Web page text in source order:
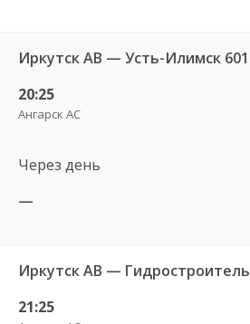
Иркутск АВ — Усть-Илимск 601
20:25
Ангарск АС
Через день
—
Иркутск АВ — Гидростроитель
21:25